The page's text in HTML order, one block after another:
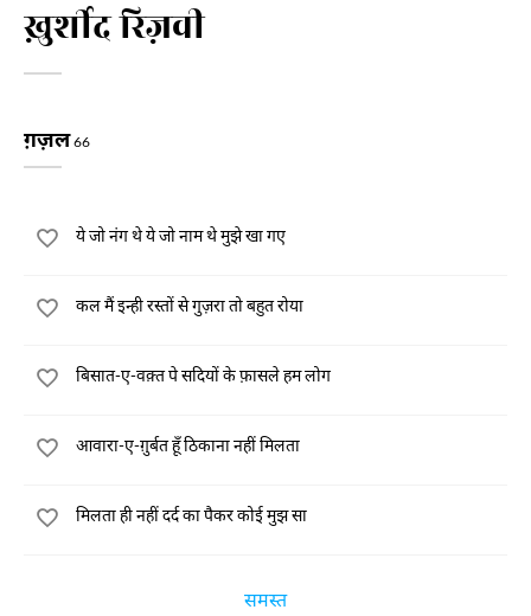
ख़ुर्शीद रिज़वी
ग़ज़ल66
ये जो नंग थे ये जो नाम थे मुझे खा गए
कल मैं इन्ही रस्तों से गुज़रा तो बहुत रोया
बिसात-ए-वक़्त पे सदियों के फ़ासले हम लोग
आवारा-ए-ग़ुर्बत हूँ ठिकाना नहीं मिलता
मिलता ही नहीं दर्द का पैकर कोई मुझ सा
समस्त